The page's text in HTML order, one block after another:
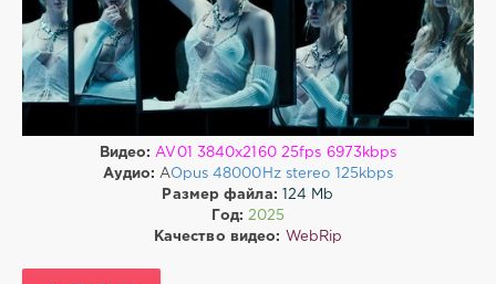
227
0
Клипы,
Видео: AV01 3840x2160 25fps 6973kbps
Аудио: AOpus 48000Hz stereo 125kbps
Размер файла:
124 Mb
Год: 2025
Качество видео:
WebRip